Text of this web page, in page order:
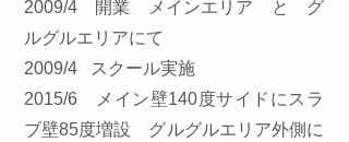
2009/4 開業 メインエリア と グ
ルグルエリアにて
2009/4 スクール実施
2015/6 メイン壁140度サイドにスラ
ブ壁85度増設 グルグルエリア外側に